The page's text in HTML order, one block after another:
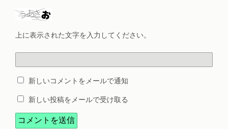
上に表示された文字を入力してください。
新しいコメントをメールで通知
新しい投稿をメールで受け取る